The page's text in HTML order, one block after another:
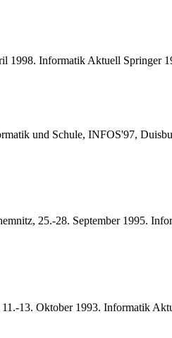
1998. Informatik Aktuell Springer
und Schule, INFOS'97,
25.-28. September 1995.
13. Oktober 1993. Informatik